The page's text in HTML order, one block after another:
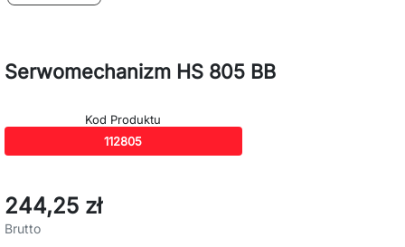
Serwomechanizm HS 805 BB
Kod Produktu
112805
244,25 zł
Brutto